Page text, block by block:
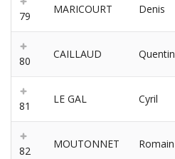
79
MARICOURT Denis
80
CAILLAUD Quentin
81
LE GAL Cyril
82
MOUTONNET Romain